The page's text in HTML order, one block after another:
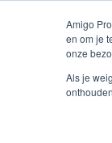
Amigo
en om je
onze
Als je
Unieke